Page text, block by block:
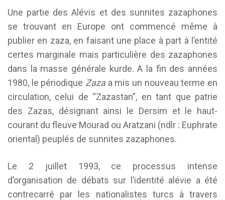
Une partie des Alévis et des sunnites zazaphones
se trouvant en Europe ont commencé même à
publier en zaza, en faisant une place à part à l’entité
certes marginale mais particulière des zazaphones
dans la masse générale kurde. A la fin des années
1980, le périodique Zazaa mis un nouveau terme en
circulation, celui de “Zazastan”, en tant que patrie
des Zazas, désignant ainsi le Dersim et le haut-
courant du fleuve Mourad ou Aratzani (ndlr : Euphrate
oriental) peuplés de sunnites zazaphones.
Le 2 juillet 1993, ce processus intense
d’organisation de débats sur l’identité alévie a été
contrecarré par les nationalistes turcs à travers